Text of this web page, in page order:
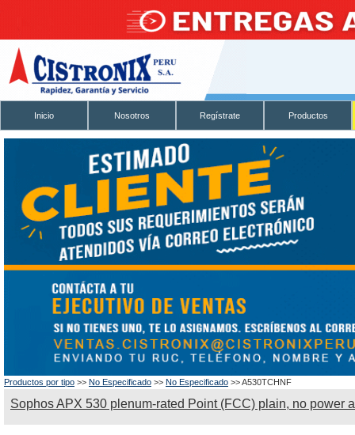
Inicio Nosotros Regístrate Productos
Productos por tipo >> No Especificado >> No Especificado >> A530TCHNF
Sophos APX 530 plenum-rated Point (FCC) plain, no power